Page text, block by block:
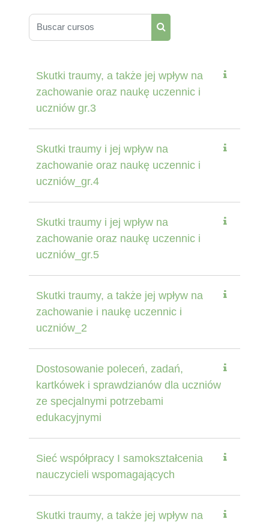
Buscar cursos
Buscar cursos
Skutki traumy, a także jej wpływ na
zachowanie oraz naukę uczennic i
uczniów gr.3
Skutki traumy i jej wpływ na
zachowanie oraz naukę uczennic i
uczniów_gr.4
Skutki traumy i jej wpływ na
zachowanie oraz naukę uczennic i
uczniów_gr.5
Skutki traumy, a także jej wpływ na
zachowanie i naukę uczennic i
uczniów_2
Dostosowanie poleceń, zadań,
kartkówek i sprawdzianów dla uczniów
ze specjalnymi potrzebami
edukacyjnymi
Sieć współpracy I samokształcenia
nauczycieli wspomagających
Skutki traumy, a także jej wpływ na